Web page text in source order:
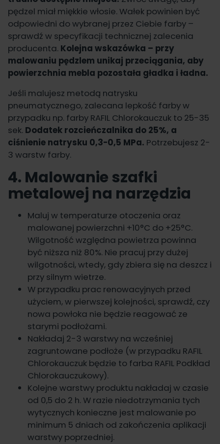
pędzel miał miękkie włosie. Wałek powinien być
odpowiedni do wybranej przez Ciebie farby –
sprawdź w specyfikacji technicznej zalecenia
producenta. Kolejna wskazówka – przy
malowaniu pędzlem unikaj przeciągania, aby
powierzchnia mebla pozostała gładka i ładna.
Jeśli malujesz metodą natrysku
pneumatycznego, zalecana lepkość farbyw
przypadku np. farby RAFIL Chlorokauczuk to 25-35
sek. Dodatek rozcieńczalnika do 25%, a
ciśnienie natrysku 0,3-0,5 MPa. Potrzebujesz 2-
3 warstw farby.
4. Malowanie szafki
metalowej na narzędzia
Maluj w temperaturze otoczenia oraz
malowanej powierzchni +10°C do +25°C.
Wilgotność względna powietrza powinna
być niższa niż 80%. Nie pracuj przy dużej
wilgotności, wtedy, gdy zbiera się na deszcz i
przy silnym wietrze.
W przypadku prac renowacyjnych przed
użyciem, w pierwszej kolejności, sprawdź, czy
nowa powłoka nie będzie reagować ze
starymi podłożami.
Nakładaj 2-3 warstwy na wcześniej
zagruntowane podłoże (w przypadku RAFIL
Chlorokauczuk będzie to farba RAFIL Podkład
Chlorokauczukowy).
Kolejne warstwy produktu nakładaj w czasie
od 0,5 do 2 h. W razie niedotrzymania tych
wytycznych konieczne jest malowanie po
minimum 5 dniach od zakończenia aplikacji
warstwy poprzedniej.